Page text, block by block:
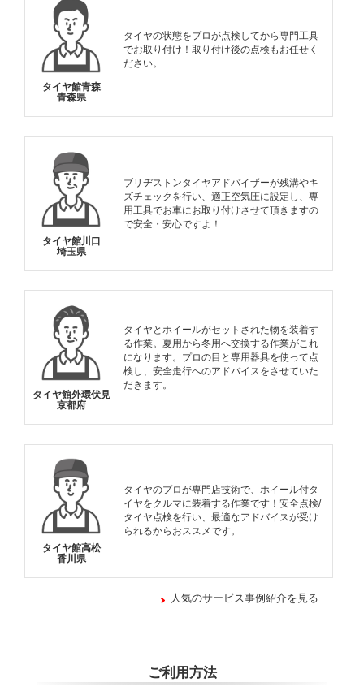
タイヤ館青森
青森県
タイヤの状態をプロが点検してから専門工具
でお取り付け！取り付け後の点検もお任せく
ださい。
タイヤ館川口
埼玉県
ブリヂストンタイヤアドバイザーが残溝やキ
ズチェックを行い、適正空気圧に設定し、専
用工具でお車にお取り付けさせて頂きますの
で安全・安心ですよ！
タイヤ館外環伏見
京都府
タイヤとホイールがセットされた物を装着す
る作業。夏用から冬用へ交換する作業がこれ
になります。プロの目と専用器具を使って点
検し、安全走行へのアドバイスをさせていた
だきます。
タイヤ館高松
香川県
タイヤのプロが専門店技術で、ホイール付タ
イヤをクルマに装着する作業です！安全点検/
タイヤ点検を行い、最適なアドバイスが受け
られるからおススメです。
人気のサービス事例紹介を見る
ご利用方法